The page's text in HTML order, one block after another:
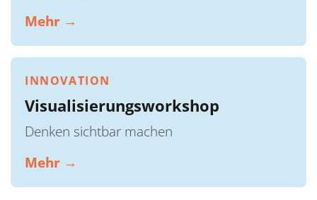
Mehr →
INNOVATION
Visualisierungsworkshop
Denken sichtbar machen
Mehr →